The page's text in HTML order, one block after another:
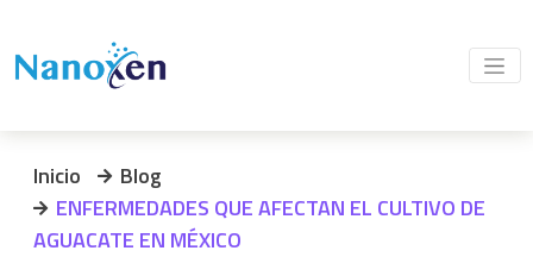
Inicio
Blog
ENFERMEDADES QUE AFECTAN EL CULTIVO DE
AGUACATE EN MÉXICO